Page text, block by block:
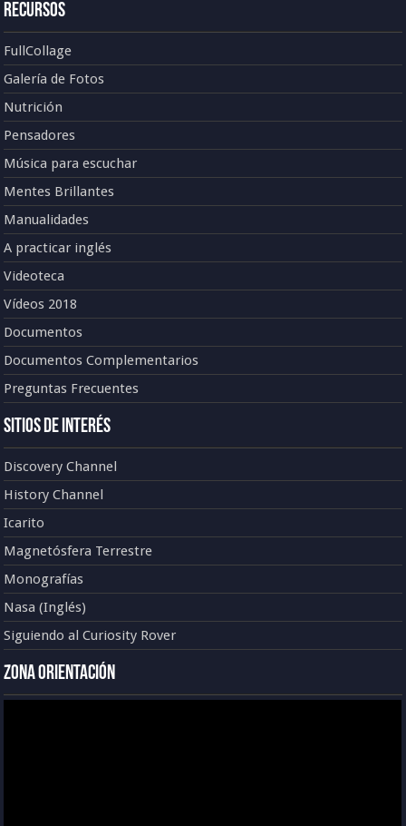
Recursos
FullCollage
Galería de Fotos
Nutrición
Pensadores
Música para escuchar
Mentes Brillantes
Manualidades
A practicar inglés
Videoteca
Vídeos 2018
Documentos
Documentos Complementarios
Preguntas Frecuentes
Sitios de Interés
Discovery Channel
History Channel
Icarito
Magnetósfera Terrestre
Monografías
Nasa (Inglés)
Siguiendo al Curiosity Rover
Zona Orientación